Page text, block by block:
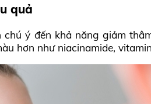
quả
ý đến khả năng giảm
hơn như niacinamide,